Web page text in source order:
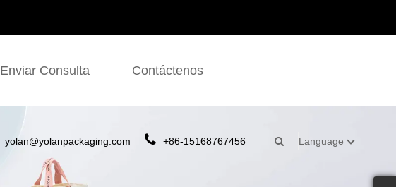
Enviar Consulta Contáctenos
yolan@yolanpackaging.com +86-15168767456 Language